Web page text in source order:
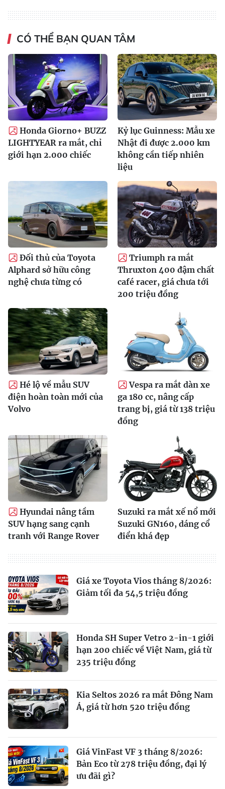
CÓ THỂ BẠN QUAN TÂM
Honda Giorno+ BUZZ
LIGHTYEAR ra mắt, chỉ
giới hạn 2.000 chiếc
Kỷ lục Guinness: Mẫu xe
Nhật đi được 2.000 km
không cần tiếp nhiên
liệu
Đối thủ của Toyota
Alphard sở hữu công
nghệ chưa từng có
Triumph ra mắt
Thruxton 400 đậm chất
café racer, giá chưa tới
200 triệu đồng
Hé lộ về mẫu SUV
điện hoàn toàn mới của
Volvo
Vespa ra mắt dàn xe
ga 180 cc, nâng cấp
trang bị, giá từ 138 triệu
đồng
Hyundai nâng tầm
SUV hạng sang cạnh
tranh với Range Rover
Suzuki ra mắt xế nổ mới
Suzuki GN160, dáng cổ
điển khá đẹp
Giá xe Toyota Vios tháng 8/2026:
Giảm tối đa 54,5 triệu đồng
Honda SH Super Vetro 2-in-1 giới
hạn 200 chiếc về Việt Nam, giá từ
235 triệu đồng
Kia Seltos 2026 ra mắt Đông Nam
Á, giá từ hơn 520 triệu đồng
Giá VinFast VF 3 tháng 8/2026:
Bản Eco từ 278 triệu đồng, đại lý
ưu đãi gì?